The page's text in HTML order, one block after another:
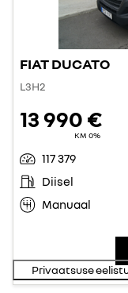
FIAT DUCATO
L3H2
13 990 €
KM 0%
117 379
Diisel
Manuaal